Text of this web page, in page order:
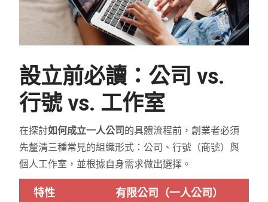
設立前必讀：公司 vs.
行號 vs. 工作室
在探討如何成立一人公司 的具體流程前，創業者必須
先釐清三種常見的組織形式：公司、行號（商號）與
個人工作室，並根據自身需求做出選擇。
特性 有限公司（一人公司）